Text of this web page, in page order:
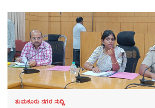
ತುಮಕೂರು ನಗರ ಸುದ್ದಿ